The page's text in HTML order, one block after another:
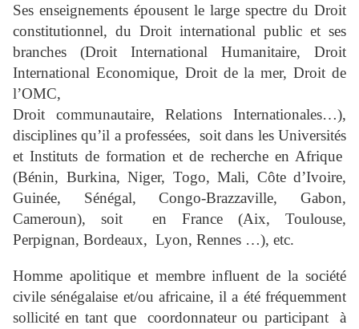
Ses enseignements épousent le large spectre du Droit
constitutionnel, du Droit international public et ses
branches (Droit International Humanitaire, Droit
International Economique, Droit de la mer, Droit de
l’OMC,
Droit communautaire, Relations Internationales…),
disciplines qu’il a professées, soit dans les Universités
et Instituts de formation et de recherche en Afrique
(Bénin, Burkina, Niger, Togo, Mali, Côte d’Ivoire,
Guinée, Sénégal, Congo-Brazzaville, Gabon,
Cameroun), soit en France (Aix, Toulouse,
Perpignan, Bordeaux, Lyon, Rennes …), etc.
Homme apolitique et membre influent de la société
civile sénégalaise et/ou africaine, il a été fréquemment
sollicité en tant que coordonnateur ou participant à